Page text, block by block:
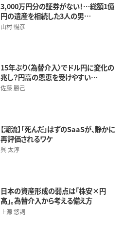
3,000万円分の証券がない！…総額1億
円の遺産を相続した3人の男…
山村 暢彦
15年ぶり〈為替介入〉でドル円に変化の
兆し？円高の恩恵を受けやすい…
佐藤 勝己
【潮流】「死んだ」はずのSaaSが、静かに
再評価されるワケ
呉 太淳
日本の資産形成の弱点は「株安×円
高」。為替介入から考える備え方
上源 悠詞